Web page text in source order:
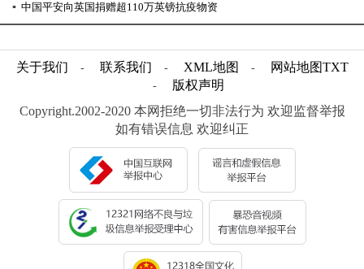
▪ 中国平安向英国捐赠超110万英镑抗疫物资
关于我们 - 联系我们 - XML地图 - 网站地图TXT
-
版权声明
Copyright.2002-2020 本网拒绝一切非法行为 欢迎监督举报
如有错误信息 欢迎纠正